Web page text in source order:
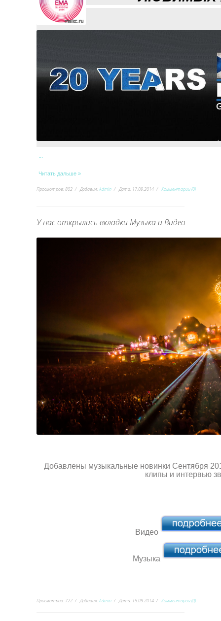
...
Читать дальше »
Просмотров:802 Добавил:Admin Дата: 17.09.2014 Комментарии (0)
У нас открылись вкладки Музыка и Видео
Добавлены музыкальные новинки Сентября
клипы и интервью
Видео
Музыка
Просмотров: 722 Добавил:Admin Дата: 15.09.2014 Комментарии (0)